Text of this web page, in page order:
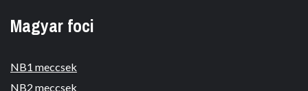
Magyar foci
NB1 meccsek
NB2 meccsek